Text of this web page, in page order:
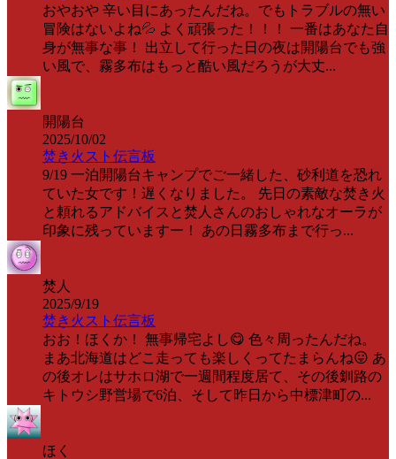
おやおや 辛い目にあったんだね。でもトラブルの無い
冒険はないよね💦 よく頑張った！！！ 一番はあなた自
身が無事な事！ 出立して行った日の夜は開陽台でも強
い風で、霧多布はもっと酷い風だろうが大丈...
開陽台
2025/10/02
焚き火スト伝言板
9/19 一泊開陽台キャンプでご一緒した、砂利道を恐れ
ていた女です！遅くなりました。 先日の素敵な焚き火
と頼れるアドバイスと焚人さんのおしゃれなオーラが
印象に残っていますー！ あの日霧多布まで行っ...
焚人
2025/9/19
焚き火スト伝言板
おお！ほくか！ 無事帰宅よし😋 色々周ったんだね。
まあ北海道はどこ走っても楽しくってたまらんね😛 あ
の後オレはサホロ湖で一週間程度居て、その後釧路の
キトウシ野営場で6泊、そして昨日から中標津町の...
ほく